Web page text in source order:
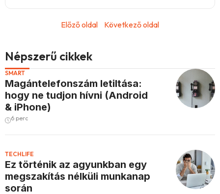
Előző oldal Következő oldal
Népszerű cikkek
SMART
Magántelefonszám letiltása:
hogy ne tudjon hívni (Android
& iPhone)
6 perc
TECHLIFE
Ez történik az agyunkban egy
megszakítás nélküli munkanap
során